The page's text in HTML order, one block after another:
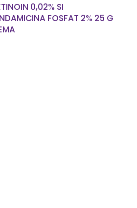
0,02% SI
FOSFAT 2% 25 G